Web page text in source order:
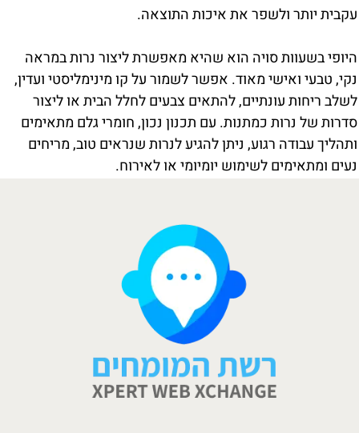
עקבית יותר ולשפר את איכות התוצאה.
היופי בשעוות סויה הוא שהיא מאפשרת ליצור נרות במראה
נקי, טבעי ואישי מאוד. אפשר לשמור על קו מינימליסטי ועדין,
לשלב ריחות עונתיים, להתאים צבעים לחלל הבית או ליצור
סדרות של נרות כמתנות. עם תכנון נכון, חומרי גלם מתאימים
ותהליך עבודה רגוע, ניתן להגיע לנרות שנראים טוב, מריחים
נעים ומתאימים לשימוש יומיומי או לאירוח.